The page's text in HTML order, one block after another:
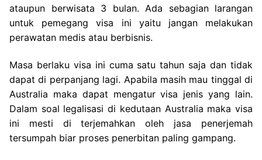
ataupun berwisata 3 bulan. Ada sebagian larangan
untuk pemegang visa ini yaitu jangan melakukan
perawatan medis atau berbisnis.
Masa berlaku visa ini cuma satu tahun saja dan tidak
dapat di perpanjang lagi. Apabila masih mau tinggal di
Australia maka dapat mengatur visa jenis yang lain.
Dalam soal legalisasi di kedutaan Australia maka visa
ini mesti di terjemahkan oleh jasa penerjemah
tersumpah biar proses penerbitan paling gampang.